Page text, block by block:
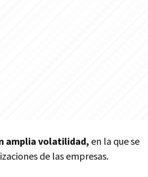
amplia volatilidad, en la que se
de las empresas.